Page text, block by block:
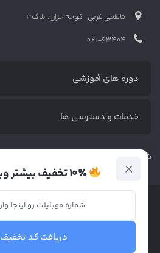
۱۰٪ تخفیف بیشتر ویژه شما!
دریافت کد تخفیف
فاطمی غربی ، کوچه خزان، پلاک 2
021-63404
دوره های آموزشی
آموزش رایگان
متخصص‌ها
خدمات
وبلاگ
خدمات و دسترسی ها
دوره بازاریابی محتوا (پکیج کامل)
دوره اینستاگرام
شبکه‌های اجتماعی نوین